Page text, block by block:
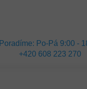
Poradíme: Po-Pá 9:00 -
+420 608 223 270